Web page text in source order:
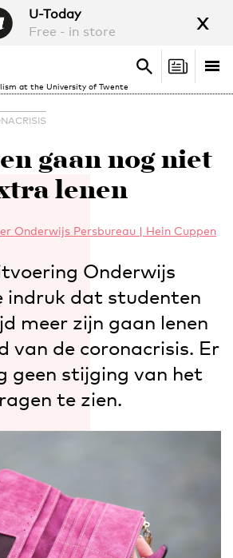
U-Today
Free - in store
x
at the University of Twente
Search
Search
gaan nog niet
lenen
Onderwijs Persbureau | Hein Cuppen
Onderwijs
indruk dat studenten
meer zijn gaan lenen
van de coronacrisis. Er
geen stijging van het
te zien.